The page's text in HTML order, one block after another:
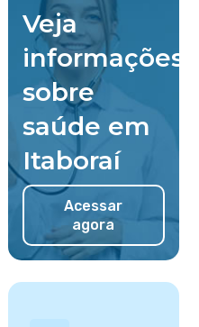
Veja
informações
sobre
saúde em
Itaboraí
Acessar
agora